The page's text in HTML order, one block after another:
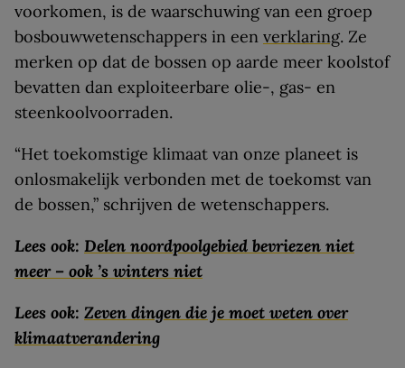
voorkomen, is de waarschuwing van een groep
bosbouwwetenschappers in een verklaring. Ze
merken op dat de bossen op aarde meer koolstof
bevatten dan exploiteerbare olie-, gas- en
steenkoolvoorraden.
“Het toekomstige klimaat van onze planeet is
onlosmakelijk verbonden met de toekomst van
de bossen,” schrijven de wetenschappers.
Lees ook: Delen noordpoolgebied bevriezen niet
meer – ook ’s winters niet
Lees ook: Zeven dingen die je moet weten over
klimaatverandering